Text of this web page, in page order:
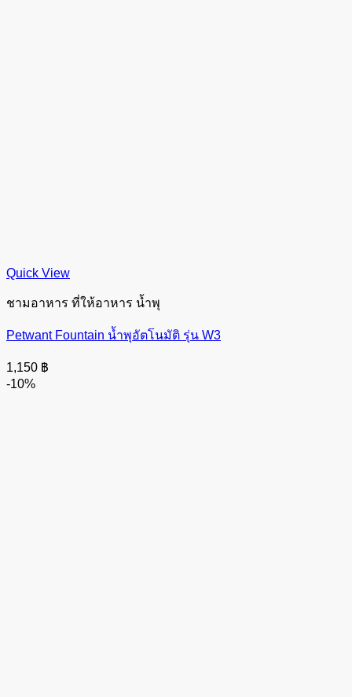
Quick View
ชามอาหาร ที่ให้อาหาร น้ำพุ
Petwant Fountain น้ำพุอัตโนมัติ รุ่น W3
1,150 ฿
-10%